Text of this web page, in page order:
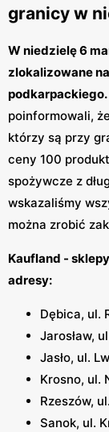
granicy w
W niedzielę 6
zlokalizowane
podkarpackiego.
poinformowali,
którzy są przy
ceny 100
spożywcze z
wskazaliśmy
można zrobić
Kaufland -
adresy:
Dębica, ul.
Jarosław,
Jasło, ul.
Krosno, ul.
Rzeszów,
Sanok, ul.